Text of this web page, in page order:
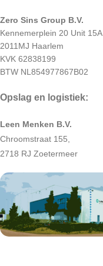
Zero Sins Group B.V.
Kennemerplein 20 Unit 15A
2011MJ Haarlem
KVK 62838199
BTW NL854977867B02
Opslag en logistiek:
Leen Menken B.V.
Chroomstraat 155,
2718 RJ Zoetermeer